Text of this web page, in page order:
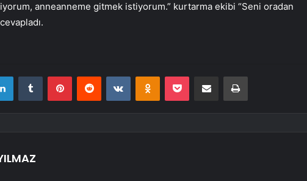
anneanneme gitmek istiyorum.” kurtarma ekibi “Seni oradan
LinkedInTumblr PinterestReddit VKontakteOdnoklassniki
Pocket E-Posta ile paylaş Yazdır